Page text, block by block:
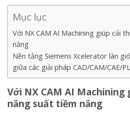
Mục lục
Với NX CAM AI Machining giúp cải
năng
Nền tảng Siemens Xcelerator làn
giữa các giải pháp CAD/CAM/CAE/
Với NX CAM AI Machining
năng suất tiềm năng